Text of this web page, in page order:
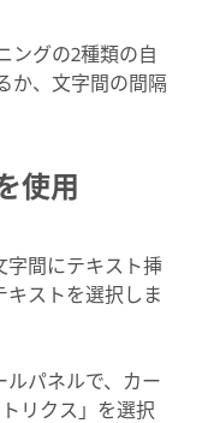
ングの2種類の自
か、文字間の間隔
使用
字間にテキスト挿
ストを選択しま
パネルで、カー
リクス」を選択